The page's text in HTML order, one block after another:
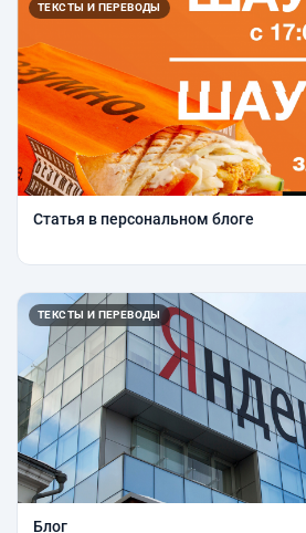
ТЕКСТЫ И ПЕРЕВОДЫ
Статья в персональном блоге
ТЕКСТЫ И ПЕРЕВОДЫ
Блог